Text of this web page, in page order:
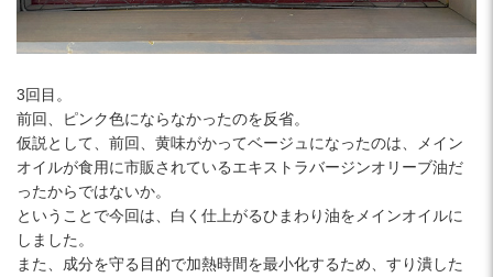
3回目。
前回、ピンク色にならなかったのを反省。
仮説として、前回、黄味がかってベージュになったのは、メイン
オイルが食用に市販されているエキストラバージンオリーブ油だ
ったからではないか。
ということで今回は、白く仕上がるひまわり油をメインオイルに
しました。
また、成分を守る目的で加熱時間を最小化するため、すり潰した